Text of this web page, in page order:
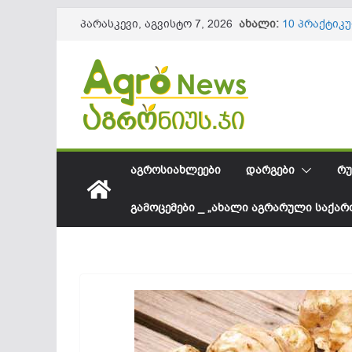
content
პარასკევი, აგვისტო 7, 2026 ახალი: 10
ქართული
სოკოვანი
სეზონის
61,8
ᲐᲒᲠᲝᲡᲘᲐᲮᲚᲔᲔᲑᲘ ᲓᲐᲠᲒᲔᲑᲘ
ᲒᲐᲛᲝᲪᲔᲛᲔᲑᲘ _ „ᲐᲮᲐᲚᲘ ᲐᲒᲠᲐᲠᲣᲚᲘ